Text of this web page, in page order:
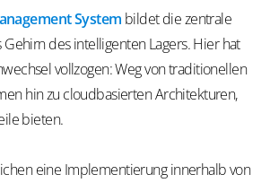
System bildet die zentrale
des intelligenten Lagers. Hier hat
vollzogen: Weg von traditionellen
hin zu cloudbasierten Architekturen,
bieten.
eine Implementierung innerhalb von